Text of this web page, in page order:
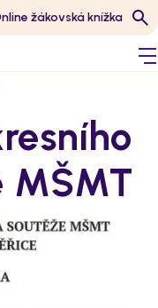
žákovská knížka
MŠMT